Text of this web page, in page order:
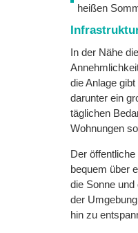
heißen
In der Nähe
die Anlage
darunter ein
täglichen
Wohnungen
Der
bequem über
die Sonne
der
hin zu